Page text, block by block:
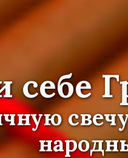
себе